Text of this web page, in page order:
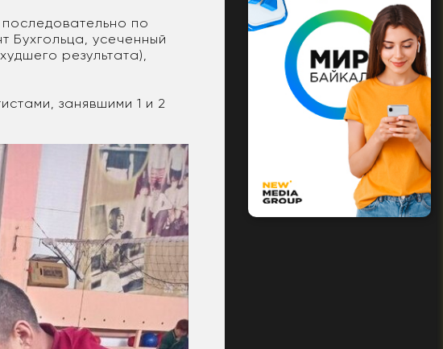
по
Бухгольца, усеченный
результата),
занявшими 1 и 2